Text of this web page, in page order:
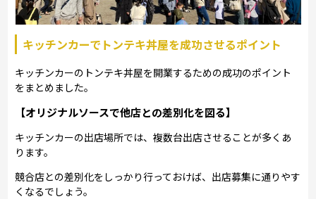
キッチンカーでトンテキ丼屋を成功させるポイント
キッチンカーのトンテキ丼屋を開業するための成功のポイント
をまとめました。
【オリジナルソースで他店との差別化を図る】
キッチンカーの出店場所では、複数台出店させることが多くあ
ります。
競合店との差別化をしっかり行っておけば、出店募集に通りやす
くなるでしょう。